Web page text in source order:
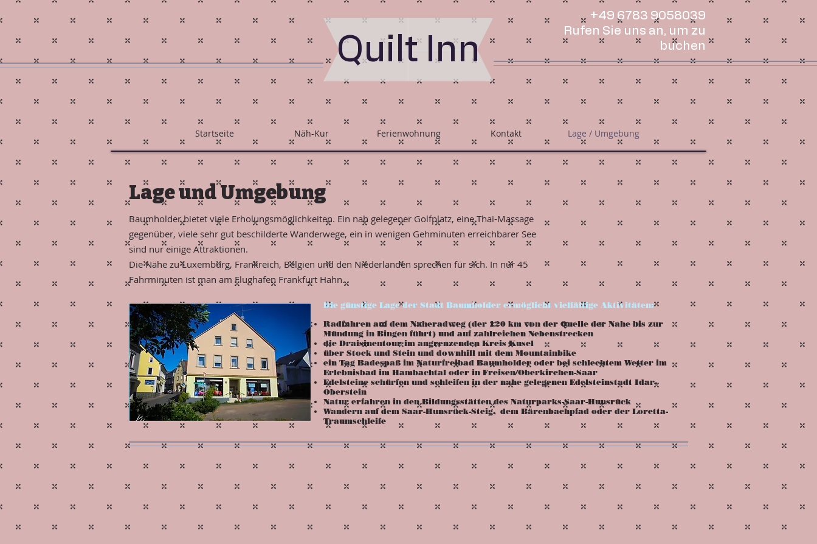
Quilt Inn
+49 6783 9058039
Rufen Sie uns an, um zu
buchen
Startseite Näh-Kur Ferienwohnung Kontakt Lage / Umgebung
Lage und Umgebung
Baumholder bietet viele Erholungsmöglichkeiten. Ein nah gelegener Golfplatz, eine Thai-Massage
gegenüber, viele sehr gut beschilderte Wanderwege, ein in wenigen Gehminuten erreichbarer See
sind nur einige Attraktionen.
Die Nähe zu Luxemburg, Frankreich, Belgien und den Niederlanden sprechen für sich. In nur 45
Fahrminuten ist man am Flughafen Frankfurt Hahn.
Die günstige Lage der Stadt Baumholder ermöglicht vielfältige Aktivitäten:
Radfahren auf dem Naheradweg (der 120 km von der Quelle der Nahe bis zur
Mündung in Bingen führt) und auf zahlreichen Nebenstrecken
die Draisinentour im angrenzenden Kreis Kusel
über Stock und Stein und downhill mit dem Mountainbike
ein Tag Badespaß im Naturfreibad Baumholder oder bei schlechtem Wetter im
Erlebnisbad im Hambachtal oder in Freisen/Oberkirchen-Saar
Edelsteine schürfen und schleifen in der nahe gelegenen Edelsteinstadt Idar-
Oberstein
Natur erfahren in den Bildungsstätten des Naturparks-Saar-Hunsrück
Wandern auf dem Saar-Hunsrück-Steig, dem Bärenbachpfad oder der Loretta-
Traumschleife